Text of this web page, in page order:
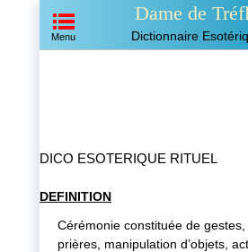
Dame de
Dictionnaire
Menu
DICO ESOTERIQUE RITUEL
DEFINITION
Cérémonie constituée de gestes,
prières, manipulation d’objets,